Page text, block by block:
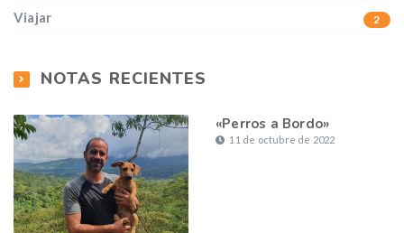
Viajar 2
NOTAS RECIENTES
«Perros a Bordo»
11 de octubre de 2022